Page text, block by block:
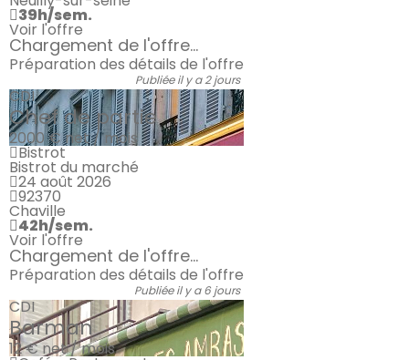
39h/sem.
Voir l'offre
Chargement de l'offre...
Préparation des détails de l'offre
Publiée il y a 2 jours
CDI
Chef de partie
2000 €net / mois
Bistrot
Bistrot du marché
24 août 2026
92370
Chaville
42h/sem.
Voir l'offre
Chargement de l'offre...
Préparation des détails de l'offre
Publiée il y a 6 jours
CDI
Barman
12 €net / mois